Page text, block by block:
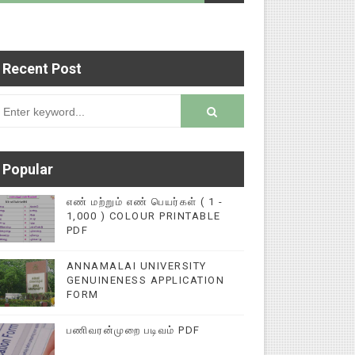
மின்னல் கல்விச் செய்தி
Recent Post
Popular
எண் மற்றும் எண் பெயர்கள் ( 1 -
1,000 ) COLOUR PRINTABLE
PDF
ANNAMALAI UNIVERSITY
GENUINENESS APPLICATION
FORM
பணிவரன்முறை படிவம் PDF